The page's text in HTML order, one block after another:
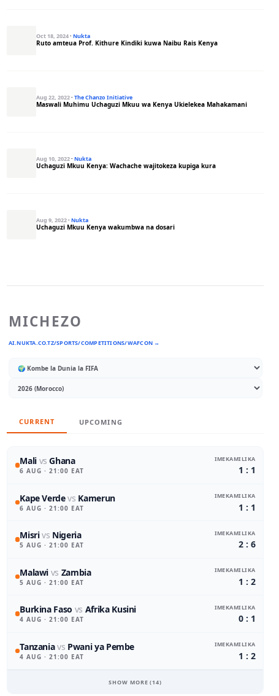
Oct 18, 2024·Nukta
Ruto amteua Prof. Kithure Kindiki kuwa Naibu Rais Kenya
Aug 22, 2022·The Chanzo Initiative
Maswali Muhimu Uchaguzi Mkuu wa Kenya Ukielekea Mahakamani
Aug 10, 2022·Nukta
Uchaguzi Mkuu Kenya: Wachache wajitokeza kupiga kura
Aug 9, 2022·Nukta
Uchaguzi Mkuu Kenya wakumbwa na dosari
MICHEZO
AI.NUKTA.CO.TZ/SPORTS/COMPETITIONS/WAFCON →
CURRENT UPCOMING
Mali vsGhana
6 AUG · 21:00 EAT
IMEKAMILIKA
1 : 1
Kape Verdevs Kamerun
6 AUG · 21:00 EAT
IMEKAMILIKA
1 : 1
Misrivs Nigeria
5 AUG · 21:00 EAT
IMEKAMILIKA
2 : 6
Malawi vs Zambia
5 AUG · 21:00 EAT
IMEKAMILIKA
1 : 2
Burkina Faso vs Afrika Kusini
4 AUG · 21:00 EAT
IMEKAMILIKA
0 : 1
Tanzaniavs Pwani ya Pembe
4 AUG · 21:00 EAT
IMEKAMILIKA
1 : 2
SHOW MORE (14)